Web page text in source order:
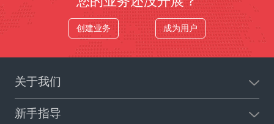
创建业务 成为用户
关于我们
新手指导